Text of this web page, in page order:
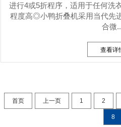
进行4或5折程序，适用于任何洗
程度高◎小鸭折叠机采用当代先
合微
查看详
首页 上一页 1 2
8